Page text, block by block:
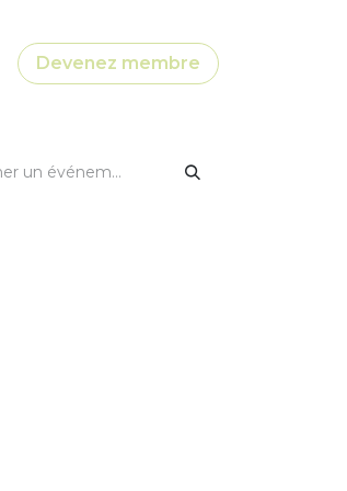
Devenez membre